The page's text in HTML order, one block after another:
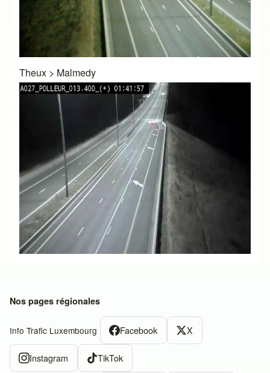
Theux > Malmedy
Nos pages régionales
Info Trafic Luxembourg Facebook X
Instagram TikTok